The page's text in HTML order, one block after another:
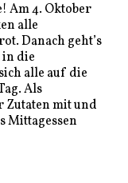
Am 4. Oktober
alle
Danach geht’s
die
alle auf die
Als
Zutaten mit und
Mittagessen